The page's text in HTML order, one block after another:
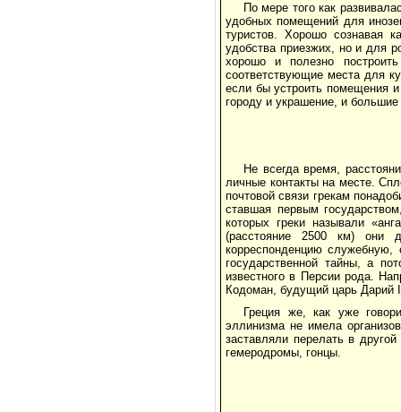
По мере того как
удобных помещений для
туристов. Хорошо сознавая
удобства приезжих, но и для
хорошо и полезно
соответствующие места для
если бы устроить помещения
городу и украшение, и
Не всегда время,
личные контакты на месте.
почтовой связи грекам
ставшая первым
которых греки называли
(расстояние 2500 км) они
корреспонденцию служебную,
государственной тайны, а
известного в Персии рода.
Кодоман, будущий царь Дарий
Греция же, как уже
эллинизма не имела
заставляли перелать в
гемеродромы, гонцы.